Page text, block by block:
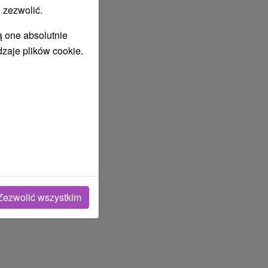
one absolutnie
plików cookie.
wszystkim